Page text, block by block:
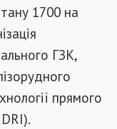
1700 на
ГЗК,
прямого